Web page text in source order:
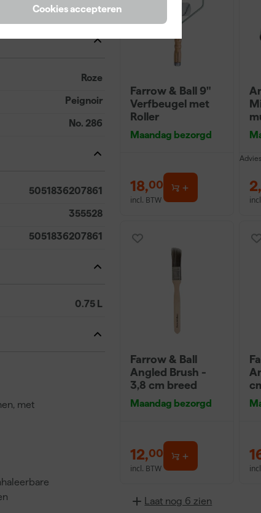
Cookies accepteren
Kwast, Viltroller
Roze
Peignoir
No. 286
5051836207861
355528
5051836207861
0.75 L
met
Farrow & Ball 9"
Verfbeugel met
Roller
Maandag bezorgd
18,00
incl. BTW
2,
Farrow & Ball
Angled Brush -
3,8 cm breed
Maandag bezorgd
12,00
incl. BTW
Laat nog 6 zien